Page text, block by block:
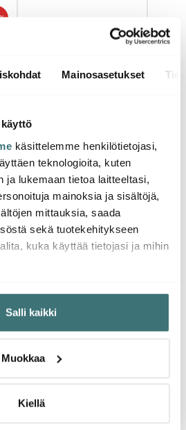
Mainosasetukset
käsittelemme henkilötietojasi,
teknologioita, kuten
ja lukemaan tietoa laitteeltasi,
mainoksia ja sisältöjä,
mittauksia, saada
sekä tuotekehitykseen
kuka käyttää tietojasi ja mihin
tehdä seuraavia:
sijainnistasi,
metrin tarkkuudella
muodostaminen)
tiedot-osiossa
Salli kaikki
Muokkaa
Kiellä
Printworks
Vauva-albumi A Star Is
Born
51.99 €
Muutama jäljellä
myös näistä